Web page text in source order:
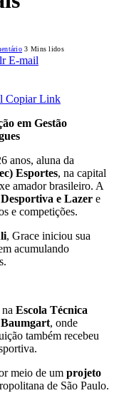
3 Mins lidos
E-mail
Copiar Link
em Gestão
anos, aluna da
Esportes, na capital
amador brasileiro. A
e Lazer e
e competições.
, Grace iniciou sua
acumulando
Escola Técnica
, onde
também recebeu
meio de um projeto
de São Paulo.